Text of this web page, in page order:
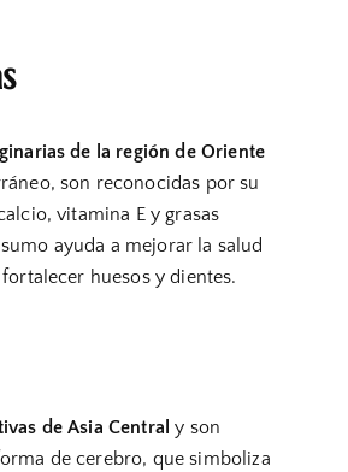
de la región de Oriente
son reconocidas por su
vitamina E y grasas
ayuda a mejorar la salud
huesos y dientes.
de Asia Central y son
de cerebro, que simboliza